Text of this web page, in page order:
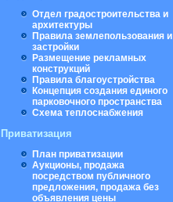
Отдел градостроительства и
архитектуры
Правила землепользования и
застройки
Размещение рекламных
конструкций
Правила благоустройства
Концепция создания единого
парковочного пространства
Схема теплоснабжения
Приватизация
План приватизации
Аукционы, продажа
посредством публичного
предложения, продажа без
объявления цены